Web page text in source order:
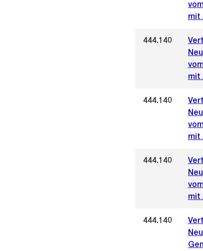
mit
444.140
mit
444.140
mit
444.140
mit
444.140